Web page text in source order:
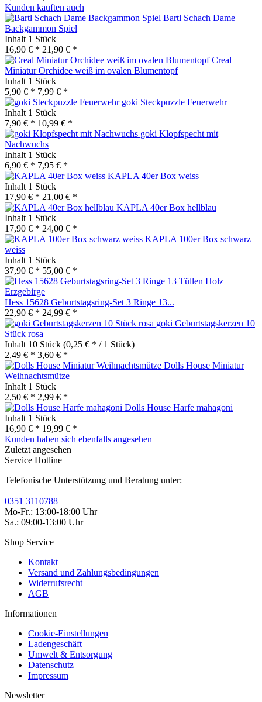
Kunden kauften auch
Bartl Schach Dame
Backgammon Spiel
Inhalt 1 Stück
16,90 € * 21,90 € *
Creal
Miniatur Orchidee weiß im ovalen Blumentopf
Inhalt 1 Stück
5,90 € * 7,99 € *
goki Steckpuzzle Feuerwehr
Inhalt 1 Stück
7,90 € * 10,99 € *
goki Klopfspecht mit
Nachwuchs
Inhalt 1 Stück
6,90 € * 7,95 € *
KAPLA 40er Box weiss
Inhalt 1 Stück
17,90 € * 21,00 € *
KAPLA 40er Box hellblau
Inhalt 1 Stück
17,90 € * 24,00 € *
KAPLA 100er Box schwarz
weiss
Inhalt 1 Stück
37,90 € * 55,00 € *
Hess 15628 Geburtstagsring-Set 3 Ringe 13...
22,90 € * 24,99 € *
goki Geburtstagskerzen 10
Stück rosa
Inhalt 10 Stück (0,25 € * / 1 Stück)
2,49 € * 3,60 € *
Dolls House Miniatur
Weihnachtsmütze
Inhalt 1 Stück
2,50 € * 2,99 € *
Dolls House Harfe mahagoni
Inhalt 1 Stück
16,90 € * 19,99 € *
Kunden haben sich ebenfalls angesehen
Zuletzt angesehen
Service Hotline
Telefonische Unterstützung und Beratung unter:
0351 3110788
Mo-Fr.: 13:00-18:00 Uhr
Sa.: 09:00-13:00 Uhr
Shop Service
Kontakt
Versand und Zahlungsbedingungen
Widerrufsrecht
AGB
Informationen
Cookie-Einstellungen
Ladengeschäft
Umwelt & Entsorgung
Datenschutz
Impressum
Newsletter